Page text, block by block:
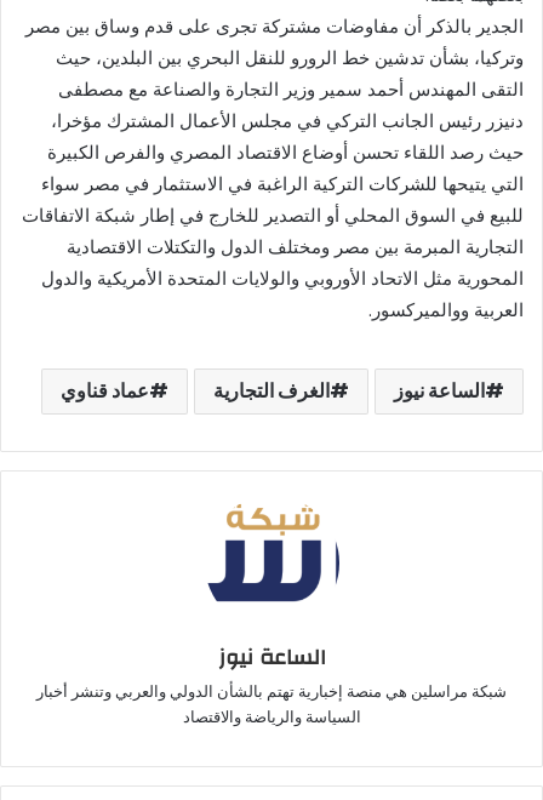
الجدير بالذكر أن مفاوضات مشتركة تجرى على قدم وساق بين مصر
وتركيا، بشأن تدشين خط الرورو للنقل البحري بين البلدين، حيث
التقى المهندس أحمد سمير وزير التجارة والصناعة مع مصطفى
دنيزر رئيس الجانب التركي في مجلس الأعمال المشترك مؤخرا،
حيث رصد اللقاء تحسن أوضاع الاقتصاد المصري والفرص الكبيرة
التي يتيحها للشركات التركية الراغبة في الاستثمار في مصر سواء
للبيع في السوق المحلي أو التصدير للخارج في إطار شبكة الاتفاقات
التجارية المبرمة بين مصر ومختلف الدول والتكتلات الاقتصادية
المحورية مثل الاتحاد الأوروبي والولايات المتحدة الأمريكية والدول
العربية ووالميركسور.
الساعة نيوز الغرف التجارية عماد قناوي
الساعة نيوز
شبكة مراسلين هي منصة إخبارية تهتم بالشأن الدولي والعربي وتنشر أخبار
السياسة والرياضة والاقتصاد